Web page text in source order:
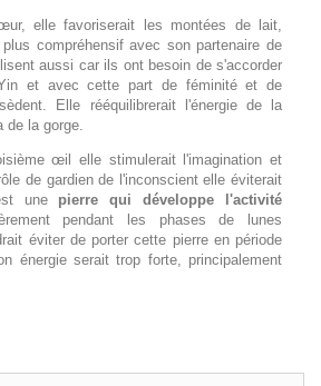
elle favoriserait les montées de lait,
compréhensif avec son partenaire de
aussi car ils ont besoin de s'accorder
et avec cette part de féminité et de
Elle rééquilibrerait l'énergie de la
de la gorge.
œil elle stimulerait l'imagination et
de gardien de l'inconscient elle éviterait
une pierre qui développe l'activité
pendant les phases de lunes
éviter de porter cette pierre en période
énergie serait trop forte, principalement